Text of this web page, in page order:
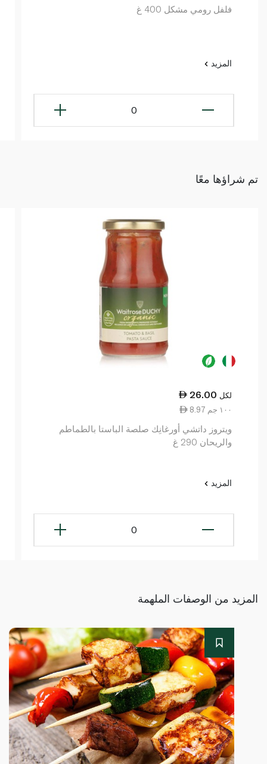
فلفل رومي مشكل 400 غ
المزيد
0
تم شراؤها معًا
26.00 لكل
8.97 ١٠٠ جم
ويتروز داتشي أورغانِك صلصة الباستا بالطماطم
والريحان 290 غ
المزيد
0
المزيد من الوصفات الملهمة